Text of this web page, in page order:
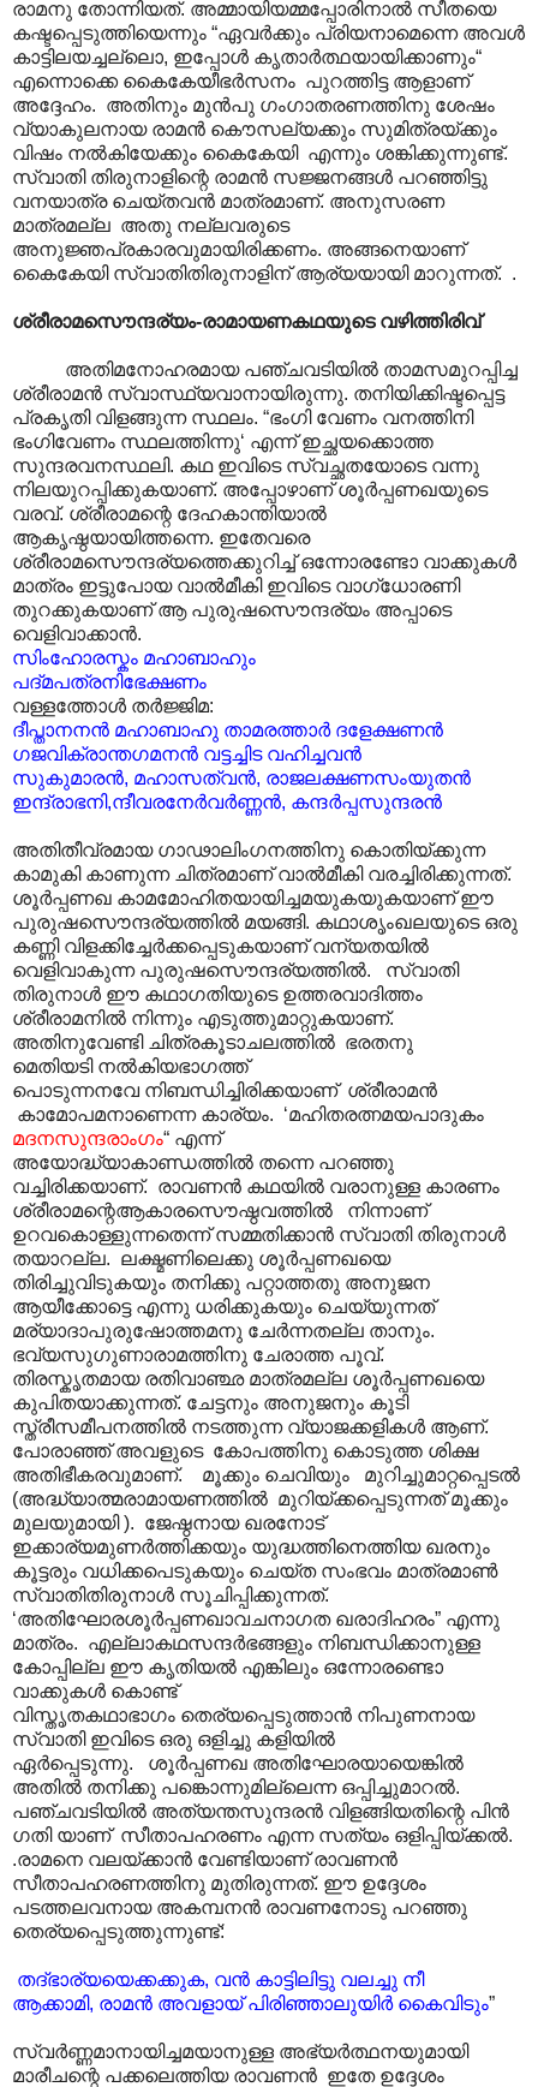
രാമനു തോന്നിയത്. അമ്മായിയമ്മപ്പോരിനാല്‍ സീതയെ
കഷ്ടപ്പെടുത്തിയെന്നും “ഏവര്‍ക്കും പ്രിയനാമെന്നെ അവള്‍
കാട്ടിലയച്ചല്ലൊ, ഇപ്പോള്‍ കൃതാര്‍ത്ഥയായിക്കാണും“
എന്നൊക്കെ കൈകേയീഭര്‍സനം ‍ പുറത്തിട്ട ആളാണ്
അദ്ദേഹം. അതിനും മുൻപു ഗംഗാതരണത്തിനു ശേഷം
വ്യാകുലനായ രാമൻ കൌസല്യക്കും സുമിത്രയ്ക്കും
വിഷം നൽകിയേക്കും കൈകേയി എന്നും ശങ്കിക്കുന്നുണ്ട്.
സ്വാതി തിരുനാളിന്റെ രാമന്‍ സജ്ജനങ്ങള്‍ പറഞ്ഞിട്ടു
വനയാത്ര ചെയ്തവന്‍ മാത്രമാണ്. അനുസരണ
മാത്രമല്ല അതു നല്ലവരുടെ
അനുജ്ഞപ്രകാരവുമായിരിക്കണം. അങ്ങനെയാണ്
കൈകേയി സ്വാതിതിരുനാളിന് ആര്യയായി മാറുന്നത്. .
ശ്രീരാമസൌന്ദര്യം-രാമായണകഥയുടെ വഴിത്തിരിവ്
അതിമനോഹരമായ പഞ്ചവടിയിൽ താമസമുറപ്പിച്ച
ശ്രീരാമൻ സ്വാസ്ഥ്യവാനായിരുന്നു. തനിയിക്കിഷ്ടപ്പെട്ട
പ്രകൃതി വിളങ്ങുന്ന സ്ഥലം. “ഭംഗി വേണം വനത്തിനി
ഭംഗിവേണം സ്ഥലത്തിന്നു‘ എന്ന് ഇച്ഛയക്കൊത്ത
സുന്ദരവനസ്ഥലി. കഥ ഇവിടെ സ്വച്ഛതയോടെ വന്നു
നിലയുറപ്പിക്കുകയാണ്. അപ്പോഴാണ് ശൂർപ്പണഖയുടെ
വരവ്. ശ്രീരാമന്റെ ദേഹകാന്തിയാൽ
ആകൃഷ്ഠയായിത്തന്നെ. ഇതേവരെ
ശ്രീരാമസൌന്ദര്യത്തെക്കുറിച്ച് ഒന്നോരണ്ടോ വാക്കുകൾ
മാത്രം ഇട്ടുപോയ വാൽമീകി ഇവിടെ വാഗ്ധോരണി
തുറക്കുകയാണ് ആ പുരുഷസൌന്ദര്യം അപ്പാടെ
വെളിവാക്കാൻ.
സിംഹോരസ്കം മഹാബാഹും
പദ്‌മപത്രനിഭേക്ഷണം
വള്ളത്തോൾ തർജ്ജിമ:
ദീപ്താനനൻ മഹാബാഹു താമരത്താർ ദളേക്ഷണൻ
ഗജവിക്രാന്തഗമനൻ വട്ടച്ചിട വഹിച്ചവൻ
സുകുമാരൻ, മഹാസത്വൻ, രാജലക്ഷണസംയുതൻ
ഇന്ദ്രാഭനി,ന്ദീവരനേർവർണ്ണൻ, കന്ദർപ്പസുന്ദരൻ
അതിതീവ്രമായ ഗാഢാലിംഗനത്തിനു കൊതിയ്ക്കുന്ന
കാമുകി കാണുന്ന ചിത്രമാണ് വാൽമീകി വരച്ചിരിക്കുന്നത്.
ശൂർപ്പണഖ കാമമോഹിതയായിച്ചമയുകയുകയാണ് ഈ
പുരുഷസൌന്ദര്യത്തിൽ മയങ്ങി. കഥാശൃംഖലയുടെ ഒരു
കണ്ണി വിളക്കിച്ചേർക്കപ്പെടുകയാണ് വന്യതയിൽ
വെളിവാകുന്ന പുരുഷസൌന്ദര്യത്തിൽ. സ്വാതി
തിരുനാൾ ഈ കഥാഗതിയുടെ ഉത്തരവാദിത്തം
ശ്രീരാമനിൽ നിന്നും എടുത്തുമാറ്റുകയാണ്.
അതിനുവേണ്ടി ചിത്രകൂടാചലത്തിൽ ഭരതനു
മെതിയടി നൽകിയഭാഗത്ത്
പൊടുന്നനവേ നിബന്ധിച്ചിരിക്കയാണ് ശ്രീരാമൻ
കാമോപമനാണെന്ന കാര്യം. ‘മഹിതരത്നമയപാദുകം
മദനസുന്ദരാംഗം“ എന്ന്
അയോദ്ധ്യാകാണ്ഡത്തിൽ തന്നെ പറഞ്ഞു
വച്ചിരിക്കയാണ്. രാവണൻ കഥയിൽ വരാനുള്ള കാരണം
ശ്രീരാമന്റെആകാരസൌഷ്ഠവത്തിൽ നിന്നാണ്
ഉറവകൊള്ളുന്നതെന്ന് സമ്മതിക്കാൻ സ്വാതി തിരുനാൾ
തയാറല്ല. ലക്ഷ്മണിലെക്കു ശൂർപ്പണഖയെ
തിരിച്ചുവിടുകയും തനിക്കു പറ്റാത്തതു അനുജന
ആയീക്കോട്ടെ എന്നു ധരിക്കുകയും ചെയ്യുന്നത്
മര്യാദാപുരുഷോത്തമനു ചേർന്നതല്ല താനും.
ഭവ്യസുഗുണാരാമത്തിനു ചേരാത്ത പൂവ്.
തിരസ്കൃതമായ രതിവാഞ്ഛ മാത്രമല്ല ശൂർപ്പണഖയെ
കുപിതയാക്കുന്നത്. ചേട്ടനും അനുജനും കൂടി
സ്ത്രീസമീപനത്തിൽ നടത്തുന്ന വ്യാജക്കളികൾ ആണ്.
പോരാഞ്ഞ് അവളുടെ കോപത്തിനു കൊടുത്ത ശിക്ഷ
അതിഭീകരവുമാണ്. മൂക്കും ചെവിയും മുറിച്ചുമാറ്റപ്പെടൽ
(അദ്ധ്യാത്മരാമായണത്തിൽ മുറിയ്ക്കപ്പെടുന്നത് മൂക്കും
മുലയുമായി ). ജേഷ്ഠനായ ഖരനോട്
ഇക്കാര്യമുണർത്തിക്കയും യുദ്ധത്തിനെത്തിയ ഖരനും
കൂട്ടരും വധിക്കപെടുകയും ചെയ്ത സംഭവം മാത്രമാൺ
സ്വാതിതിരുനാൾ സൂചിപ്പിക്കുന്നത്.
‘അതിഘോരശൂർപ്പണഖാവചനാഗത ഖരാദിഹരം” എന്നു
മാത്രം. എല്ലാകഥസന്ദർഭങ്ങളും നിബന്ധിക്കാനുള്ള
കോപ്പില്ല ഈ കൃതിയൽ എങ്കിലും ഒന്നോരണ്ടൊ
വാക്കുകൾ കൊണ്ട്
വിസ്തൃതകഥാഭാഗം തെര്യപ്പെടുത്താൻ നിപുണനായ
സ്വാതി ഇവിടെ ഒരു ഒളിച്ചു കളിയിൽ
ഏർപ്പെടുന്നു. ശൂർപ്പണഖ അതിഘോരയായെങ്കിൽ
അതിൽ തനിക്കു പങ്കൊന്നുമില്ലെന്ന ഒപ്പിച്ചുമാറൽ.
പഞ്ചവടിയിൽ അത്യന്തസുന്ദരൻ വിളങ്ങിയതിന്റെ പിൻ
ഗതി യാണ് സീതാപഹരണം എന്ന സത്യം ഒളിപ്പിയ്ക്കൽ.
.രാമനെ വലയ്ക്കാൻ വേണ്ടിയാണ് രാവണൻ
സീതാപഹരണത്തിനു മുതിരുന്നത്. ഈ ഉദ്ദേശം
പടത്തലവനായ അകമ്പനൻ രാവണനോടു പറഞ്ഞു
തെര്യപ്പെടുത്തുന്നുണ്ട്:
തദ്ഭാര്യയെക്കക്കുക, വൻ കാട്ടിലിട്ടു വലച്ചു നീ
ആക്കാമി, രാമൻ അവളായ് പിരിഞ്ഞാലുയിർ കൈവിടും”
സ്വർണ്ണമാനായിച്ചമയാനുള്ള അഭ്യർത്ഥനയുമായി
മാരീചന്റെ പക്കലെത്തിയ രാവണൻ ഇതേ ഉദ്ദേശം